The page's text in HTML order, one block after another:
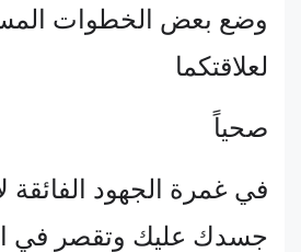
وضع بعض الخطوات
لعلاقتكما
صحياً
في غمرة الجهود
جسدك عليك وتقصر في